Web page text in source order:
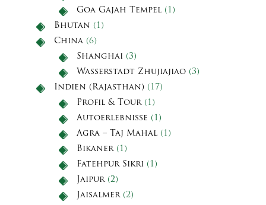
Goa Gajah Tempel (1)
Bhutan (1)
China (6)
Shanghai (3)
Wasserstadt Zhujiajiao (3)
Indien (Rajasthan) (17)
Profil & Tour(1)
Autoerlebnisse (1)
Agra – Taj Mahal (1)
Bikaner(1)
Fatehpur Sikri (1)
Jaipur(2)
Jaisalmer(2)